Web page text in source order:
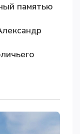
памятью